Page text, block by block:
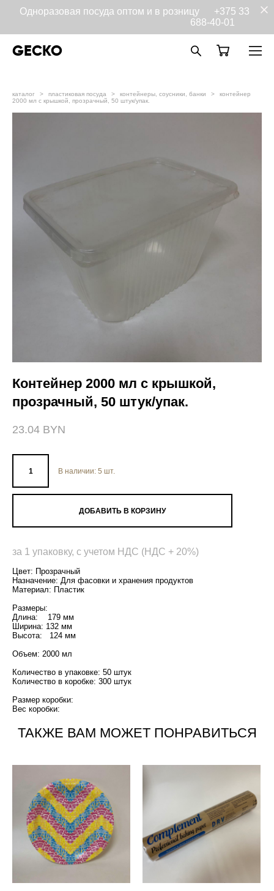
Одноразовая посуда оптом и в розницу +375 33
688-40-01
GECKO
каталог > пластиковая посуда > контейнеры, соусники, банки >
контейнер
2000 мл с крышкой, прозрачный, 50 штук/упак.
Контейнер 2000 мл с крышкой,
прозрачный, 50 штук/упак.
23.04 BYN
В наличии: 5 шт.
ДОБАВИТЬ В КОРЗИНУ
за 1 упаковку, с учетом НДС (НДС + 20%)
Цвет: Прозрачный
Назначение: Для фасовки и хранения продуктов
Материал: Пластик
Размеры:
Длина: 179 мм
Ширина: 132 мм
Высота: 124 мм
Объем: 2000 мл
Количество в упаковке: 50 штук
Количество в коробке: 300 штук
Размер коробки:
Вес коробки:
ТАКЖЕ ВАМ МОЖЕТ ПОНРАВИТЬСЯ